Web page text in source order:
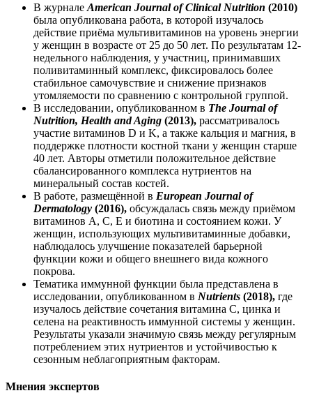
В журнале American Journal of Clinical Nutrition (2010)
была опубликована работа, в которой изучалось
действие приёма мультивитаминов на уровень энергии
у женщин в возрасте от 25 до 50 лет. По результатам 12-
недельного наблюдения, у участниц, принимавших
поливитаминный комплекс, фиксировалось более
стабильное самочувствие и снижение признаков
утомляемости по сравнению с контрольной группой.
В исследовании, опубликованном в The Journal of
Nutrition, Health and Aging (2013), рассматривалось
участие витаминов D и K, а также кальция и магния, в
поддержке плотности костной ткани у женщин старше
40 лет. Авторы отметили положительное действие
сбалансированного комплекса нутриентов на
минеральный состав костей.
В работе, размещённой в European Journal of
Dermatology (2016), обсуждалась связь между приёмом
витаминов A, C, E и биотина и состоянием кожи. У
женщин, использующих мультивитаминные добавки,
наблюдалось улучшение показателей барьерной
функции кожи и общего внешнего вида кожного
покрова.
Тематика иммунной функции была представлена в
исследовании, опубликованном в Nutrients (2018), где
изучалось действие сочетания витамина C, цинка и
селена на реактивность иммунной системы у женщин.
Результаты указали значимую связь между регулярным
потреблением этих нутриентов и устойчивостью к
сезонным неблагоприятным факторам.
Мнения экспертов